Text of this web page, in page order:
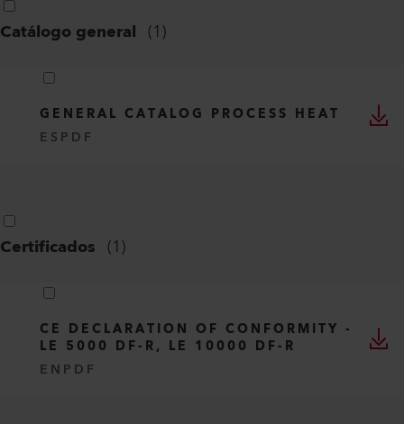
Catálogo general (1)
GENERAL CATALOG PROCESS HEAT
ES PDF
Certificados (1)
CE DECLARATION OF CONFORMITY -
LE 5000 DF-R, LE 10000 DF-R
EN PDF